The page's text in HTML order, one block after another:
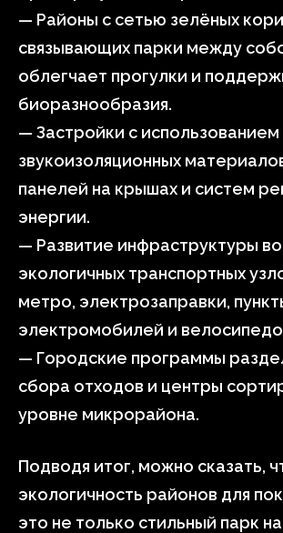
— Районы с сетью зелёных
связывающих парки между
облегчает прогулки и
биоразнообразия.
— Застройки с использованием
звукоизоляционных
панелей на крышах и систем
энергии.
— Развитие инфраструктуры
экологичных транспортных
метро, электрозаправки,
электромобилей и
— Городские программы
сбора отходов и центры
уровне микрорайона.
Подводя итог, можно сказать,
экологичность районов для
это не только стильный парк